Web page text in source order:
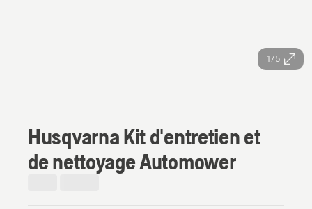
1/5
Husqvarna Kit d'entretien et
de nettoyage Automower